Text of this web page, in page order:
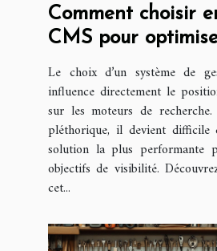
Comment choisir
CMS pour
référencement ?
Le choix d’un système de
influence directement le
sur les moteurs de
pléthorique, il devient difficile
solution la plus performante
objectifs de visibilité.
cet...